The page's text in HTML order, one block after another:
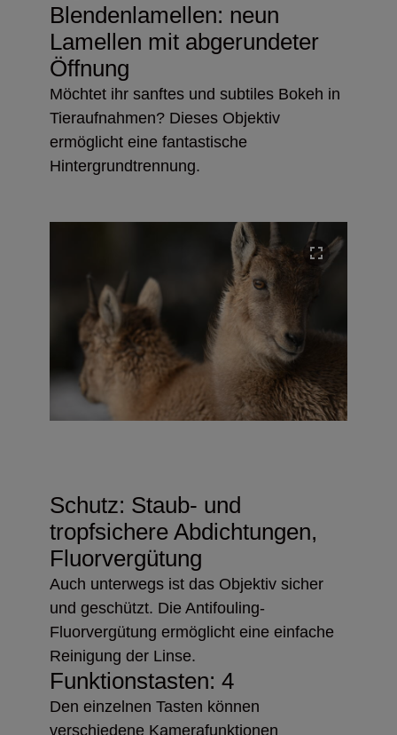
Blendenlamellen: neun
Lamellen mit abgerundeter
Öffnung
Möchtet ihr sanftes und subtiles Bokeh in
Tieraufnahmen? Dieses Objektiv
ermöglicht eine fantastische
Hintergrundtrennung.
Schutz: Staub- und
tropfsichere Abdichtungen,
Fluorvergütung
Auch unterwegs ist das Objektiv sicher
und geschützt. Die Antifouling-
Fluorvergütung ermöglicht eine einfache
Reinigung der Linse.
Funktionstasten: 4
Den einzelnen Tasten können
verschiedene Kamerafunktionen